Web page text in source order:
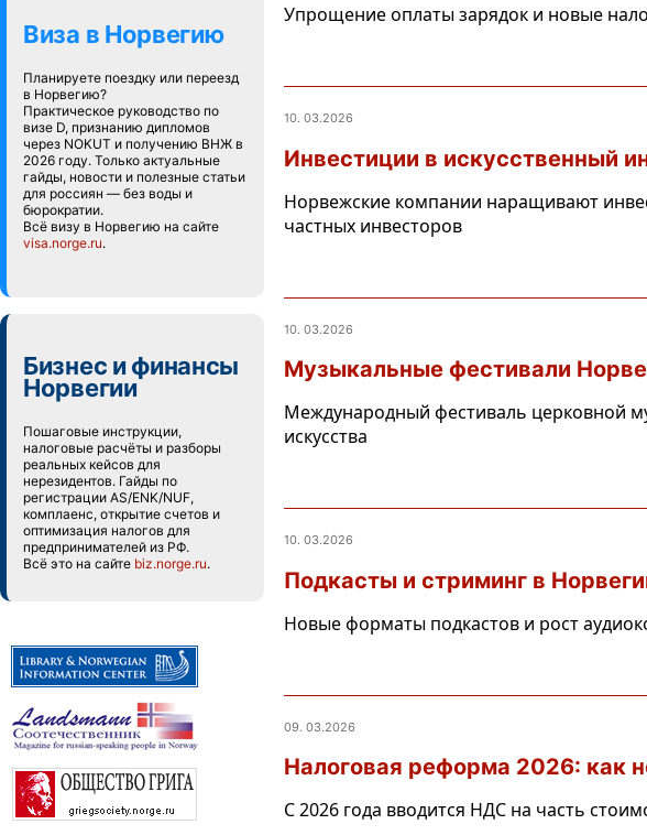
Виза в Норвегию
Планируете поездку или переезд
в Норвегию?
Практическое руководство по
визе D, признанию дипломов
через NOKUT и получению ВНЖ в
2026 году. Только актуальные
гайды, новости и полезные статьи
для россиян — без воды и
бюрократии.
Всё визу в Норвегию на сайте
visa.norge.ru.
Бизнес и финансы
Норвегии
Пошаговые инструкции,
налоговые расчёты и разборы
реальных кейсов для
нерезидентов. Гайды по
регистрации AS/ENK/NUF,
комплаенс, открытие счетов и
оптимизация налогов для
предпринимателей из РФ.
Всё это на сайте biz.norge.ru.
Упрощение оплаты зарядок и новые
10. 03.2026
Инвестиции в искусственный
Норвежские компании наращивают
частных инвесторов
10. 03.2026
Музыкальные фестивали
Международный фестиваль церковной
искусства
10. 03.2026
Подкасты и стриминг в
Новые форматы подкастов и рост
09. 03.2026
Налоговая реформа 2026: как
С 2026 года вводится НДС на часть